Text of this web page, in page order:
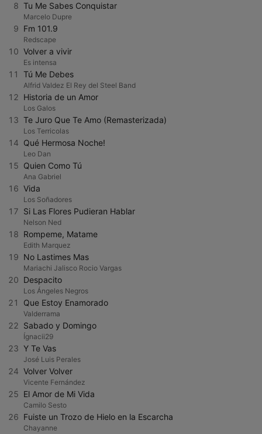
8 Tu Me Sabes Conquistar
Marcelo Dupre
9 Fm 101.9
Redscape
10 Volver a vivir
Es intensa
11 Tú Me Debes
Alfrid Valdez El Rey del Steel Band
12 Historia de un Amor
Los Galos
13 Te Juro Que Te Amo (Remasterizada)
Los Terricolas
14 Qué Hermosa Noche!
Leo Dan
15 Quien Como Tú
Ana Gabriel
16 Vida
Los Soñadores
17 Si Las Flores Pudieran Hablar
Nelson Ned
18 Rompeme, Matame
Edith Marquez
19 No Lastimes Mas
Mariachi Jalisco Rocio Vargas
20 Despacito
Los Ángeles Negros
21 Que Estoy Enamorado
Valderrama
22 Sabado y Domingo
Ígnacii29
23 Y Te Vas
José Luis Perales
24 Volver Volver
Vicente Fernández
25 El Amor de Mi Vida
Camilo Sesto
26 Fuiste un Trozo de Hielo en la Escarcha
Chayanne